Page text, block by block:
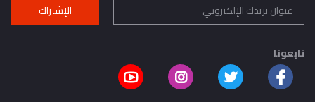
الإشتراك
تابعونا